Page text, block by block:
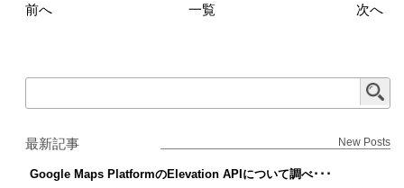
前へ 一覧 次へ
最新記事 New Posts
Google Maps PlatformのElevation APIについて調べ･･･